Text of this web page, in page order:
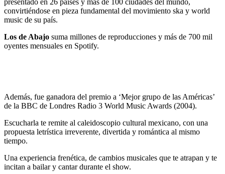
convirtiéndose en pieza fundamental del movimiento ska y world
music de su país.
Los de Abajo suma millones de reproducciones y más de 700 mil
oyentes mensuales en Spotify.
Además, fue ganadora del premio a ‘Mejor grupo de las Américas’
de la BBC de Londres Radio 3 World Music Awards (2004).
Escucharla te remite al caleidoscopio cultural mexicano, con una
propuesta letrística irreverente, divertida y romántica al mismo
tiempo.
Una experiencia frenética, de cambios musicales que te atrapan y te
incitan a bailar y cantar durante el show.